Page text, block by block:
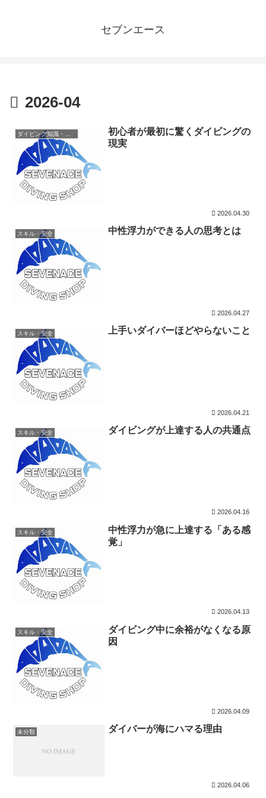
セブンエース
2026-04
初心者が最初に驚くダイビングの
現実
2026.04.30
スキル・安全 中性浮力ができる人の思考とは
2026.04.27
スキル・安全 上手いダイバーほどやらないこと
2026.04.21
スキル・安全 ダイビングが上達する人の共通点
2026.04.16
スキル・安全
中性浮力が急に上達する「ある感
覚」
2026.04.13
スキル・安全
ダイビング中に余裕がなくなる原
因
2026.04.09
未分類 ダイバーが海にハマる理由
2026.04.06